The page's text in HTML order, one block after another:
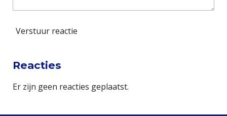
Verstuur reactie
Reacties
Er zijn geen reacties geplaatst.